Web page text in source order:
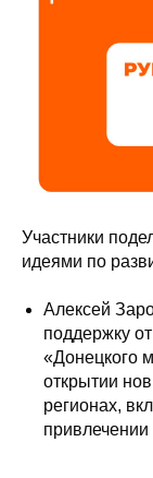
Участники
идеями по
Алексей
поддержку
«Донецкого
открытии
регионах,